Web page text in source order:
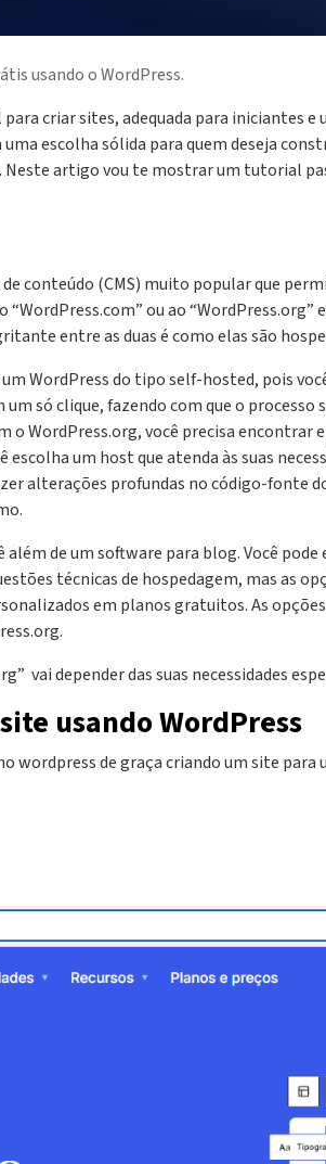
usando o WordPress.
criar sites, adequada para iniciantes e
escolha sólida para quem deseja
Neste artigo vou te mostrar um tutorial
conteúdo (CMS) muito popular que
ou ao
entre as duas é como elas são
WordPress do tipo self-hosted, pois
só clique, fazendo com que o
o WordPress.org, você precisa encontrar
um host que atenda às suas
alterações profundas no código-fonte
além de um software para blog. Você
técnicas de hospedagem, mas as
em planos gratuitos. As
vai depender das suas necessidades
usando WordPress
wordpress de graça criando um site